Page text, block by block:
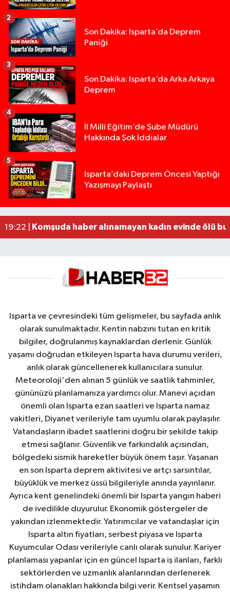
Son Dakika: Isparta’da Deprem
Paniği
2
Son Dakika: Isparta’da Arka Arkaya
Deprem
3
İl Milli Eğitim’de Şube Müdürü
Hakkında Şok İddialar
4
Isparta’daki Deprem Öncesi Yaptığı
Yazışmayı Paylaştı
5
13:00 |Yığılca'da kardeşler arasındaki silahlı kavgada
12:48 |Tur teknesi çalışanlarının birbirine girdiği kavga
02:26 |MOTOSİKLETLE ÇARPIŞAN OTOMOBİL GÜL
19:22 |
Komşuda haber alınamayan kadın evinde ölü
Isparta ve çevresindeki tüm gelişmeler, bu sayfada anlık
olarak sunulmaktadır. Kentin nabzını tutan en kritik
bilgiler, doğrulanmış kaynaklardan derlenir. Günlük
yaşamı doğrudan etkileyen Isparta hava durumu verileri,
anlık olarak güncellenerek kullanıcılara sunulur.
Meteoroloji'den alınan 5 günlük ve saatlik tahminler,
gününüzü planlamanıza yardımcı olur. Manevi açıdan
önemli olan Isparta ezan saatleri ve Isparta namaz
vakitleri, Diyanet verileriyle tam uyumlu olarak paylaşılır.
Vatandaşların ibadet saatlerini doğru bir şekilde takip
etmesi sağlanır. Güvenlik ve farkındalık açısından,
bölgedeki sismik hareketler büyük önem taşır. Yaşanan
en son Isparta deprem aktivitesi ve artçı sarsıntılar,
büyüklük ve merkez üssü bilgileriyle anında yayınlanır.
Ayrıca kent genelindeki önemli bir Isparta yangın haberi
de ivedilikle duyurulur. Ekonomik göstergeler de
yakından izlenmektedir. Yatırımcılar ve vatandaşlar için
Isparta altın fiyatları, serbest piyasa ve Isparta
Kuyumcular Odası verileriyle canlı olarak sunulur. Kariyer
planlaması yapanlar için en güncel Isparta iş ilanları, farklı
sektörlerden ve uzmanlık alanlarından derlenerek
istihdam olanakları hakkında bilgi verir. Kentsel yaşamın